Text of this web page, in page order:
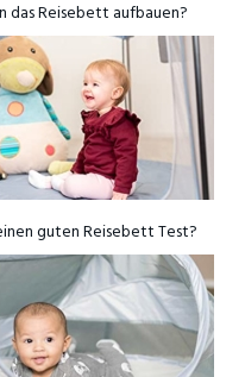
das Reisebett aufbauen?
guten Reisebett Test?